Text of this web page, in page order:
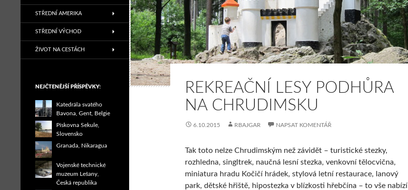
REKREAČNÍ LESY PODHŮRA
NA CHRUDIMSKU
6.10.2015 RBAJGAR NAPSAT KOMENTÁŘ
Tak toto nelze Chrudimským než závidět – turistické stezky,
rozhledna, singltrek, naučná lesní stezka, venkovní tělocvična,
miniatura hradu Kočičí hrádek, stylová letní restaurace, lanový
park, dětské hřiště, hipostezka v blízkosti hřebčína – to vše nabízí
STŘEDNÍ AMERIKA
STŘEDNÍ VÝCHOD
ŽIVOT NA CESTÁCH
NEJČTENĚJŠÍ PŘÍSPĚVKY:
Katedrála svatého
Bavona, Gent, Belgie
Pískovna Sekule,
Slovensko
Granada, Nikaragua
Vojenské technické
muzeum Lešany,
Česká republika